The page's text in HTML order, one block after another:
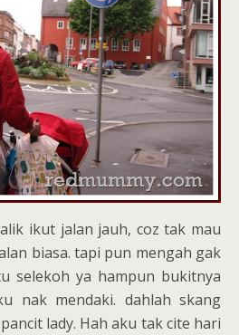
ikut jalan jauh, coz tak mau
biasa. tapi pun mengah gak
selekoh ya hampun bukitnya
nak mendaki. dahlah skang
lady. Hah aku tak cite hari